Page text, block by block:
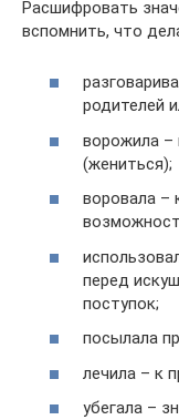
Расшифровать
вспомнить, что
родителей
ворожила –
(жениться);
воровала –
перед
поступок;
посылала
лечила – к
убегала –